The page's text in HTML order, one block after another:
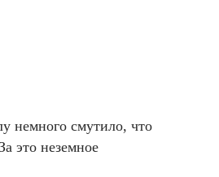
немного смутило, что
это неземное